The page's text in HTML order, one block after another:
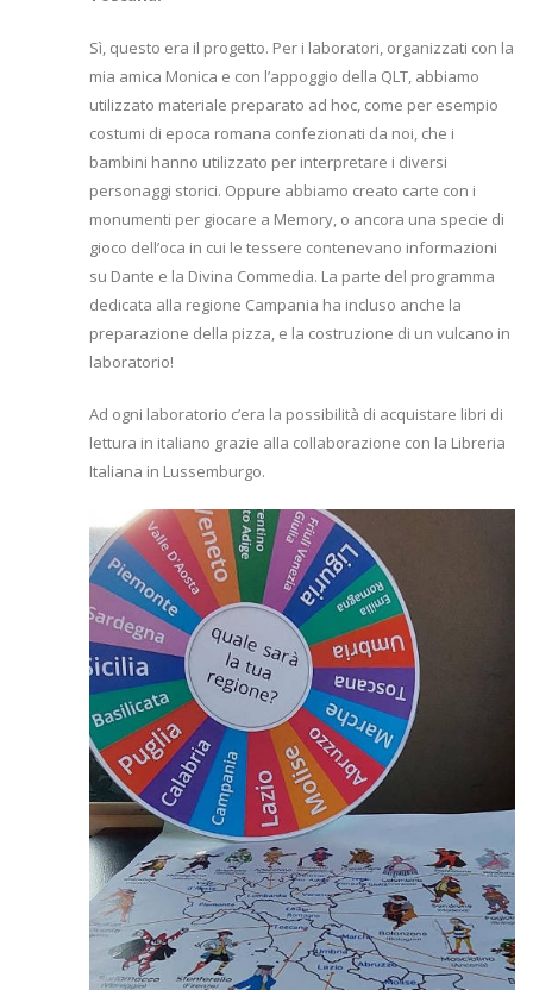
Sì, questo era il progetto. Per i laboratori, organizzati con la
mia amica Monica e con l’appoggio della QLT, abbiamo
utilizzato materiale preparato ad hoc, come per esempio
costumi di epoca romana confezionati da noi, che i
bambini hanno utilizzato per interpretare i diversi
personaggi storici. Oppure abbiamo creato carte con i
monumenti per giocare a Memory, o ancora una specie di
gioco dell’oca in cui le tessere contenevano informazioni
su Dante e la Divina Commedia. La parte del programma
dedicata alla regione Campania ha incluso anche la
preparazione della pizza, e la costruzione di un vulcano in
laboratorio!
Ad ogni laboratorio c’era la possibilità di acquistare libri di
lettura in italiano grazie alla collaborazione con la Libreria
Italiana in Lussemburgo.